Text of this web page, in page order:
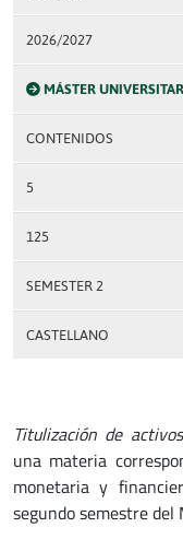
2026/2027
MÁSTER
CONTENIDOS
5
125
SEMESTER 2
CASTELLANO
Titulización de
una materia
monetaria y
segundo semestre del